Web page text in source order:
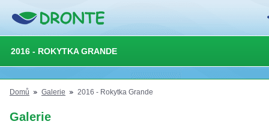
2016 - ROKYTKA GRANDE
Domů Galerie 2016 - Rokytka Grande
Galerie